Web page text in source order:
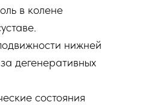
в колене
нижней
дегенеративных
состояния